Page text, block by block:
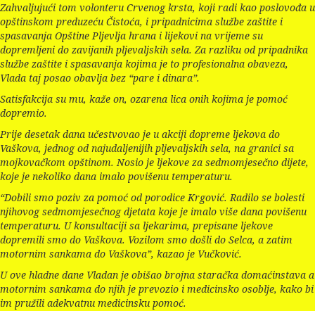
Zahvaljujući tom volonteru Crvenog krsta, koji radi kao poslovođa u
opštinskom preduzeću Čistoća, i pripadnicima službe zaštite i
spasavanja Opštine Pljevlja hrana i lijekovi na vrijeme su
dopremljeni do zavijanih pljevaljskih sela. Za razliku od pripadnika
službe zaštite i spasavanja kojima je to profesionalna obaveza,
Vlada taj posao obavlja bez “pare i dinara”.
Satisfakcija su mu, kaže on, ozarena lica onih kojima je pomoć
dopremio.
Prije desetak dana učestvovao je u akciji dopreme ljekova do
Vaškova, jednog od najudaljenijih pljevaljskih sela, na granici sa
mojkovačkom opštinom. Nosio je ljekove za sedmomjesečno dijete,
koje je nekoliko dana imalo povišenu temperaturu.
“Dobili smo poziv za pomoć od porodice Krgović. Radilo se bolesti
njihovog sedmomjesečnog djetata koje je imalo više dana povišenu
temperaturu. U konsultaciji sa ljekarima, prepisane ljekove
dopremili smo do Vaškova. Vozilom smo došli do Selca, a zatim
motornim sankama do Vaškova”, kazao je Vučković.
U ove hladne dane Vladan je obišao brojna staračka domaćinstava a
motornim sankama do njih je prevozio i medicinsko osoblje, kako bi
im pružili adekvatnu medicinsku pomoć.